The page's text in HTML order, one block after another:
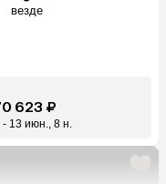
везде
623 ₽
13 июн., 8 н.